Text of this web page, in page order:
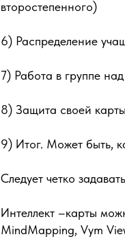
второстепенного)
6) Распределение
7) Работа в группе
8) Защита своей
9) Итог. Может быть,
Следует четко
Интеллект –карты
MindMapping, Vym